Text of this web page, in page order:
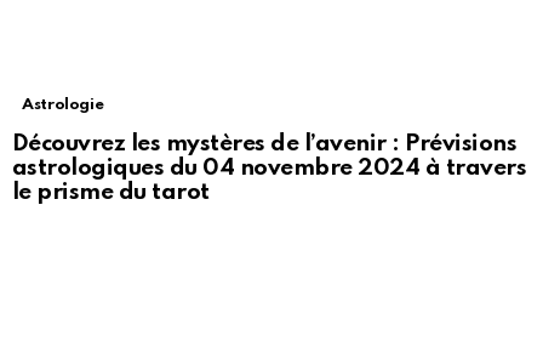
Astrologie
Découvrez les mystères de l’avenir : Prévisions
astrologiques du 04 novembre 2024 à travers
le prisme du tarot